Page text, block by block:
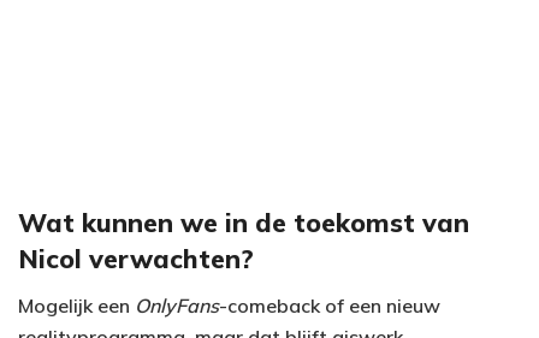
Wat kunnen we in de toekomst van
Nicol verwachten?
Mogelijk een OnlyFans-comeback of een nieuw